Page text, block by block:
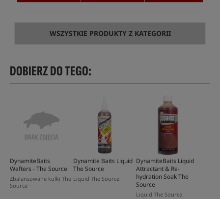
WSZYSTKIE PRODUKTY Z KATEGORII
DOBIERZ DO TEGO:
DynamiteBaits
Wafters - The Source
Zbalansowane kulki The
Source
Dynamite Baits Liquid
The Source
Liquid The Source
DynamiteBaits Liquid
Attractant & Re-
hydration Soak The
Source
Liquid The Source